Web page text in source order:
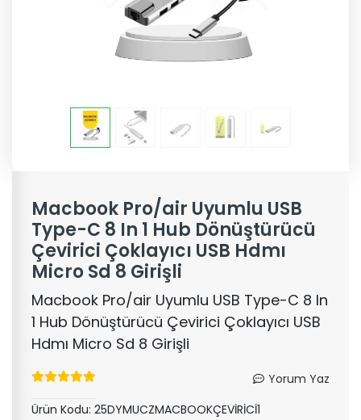
Macbook Pro/air Uyumlu USB
Type-C 8 In 1 Hub Dönüştürücü
Çevirici Çoklayıcı USB Hdmı
Micro Sd 8 Girişli
Macbook Pro/air Uyumlu USB Type-C 8 In
1 Hub Dönüştürücü Çevirici Çoklayıcı USB
Hdmı Micro Sd 8 Girişli
Yorum Yaz
Ürün Kodu: 25DYMUCZMACBOOKÇEVİRİCİ1